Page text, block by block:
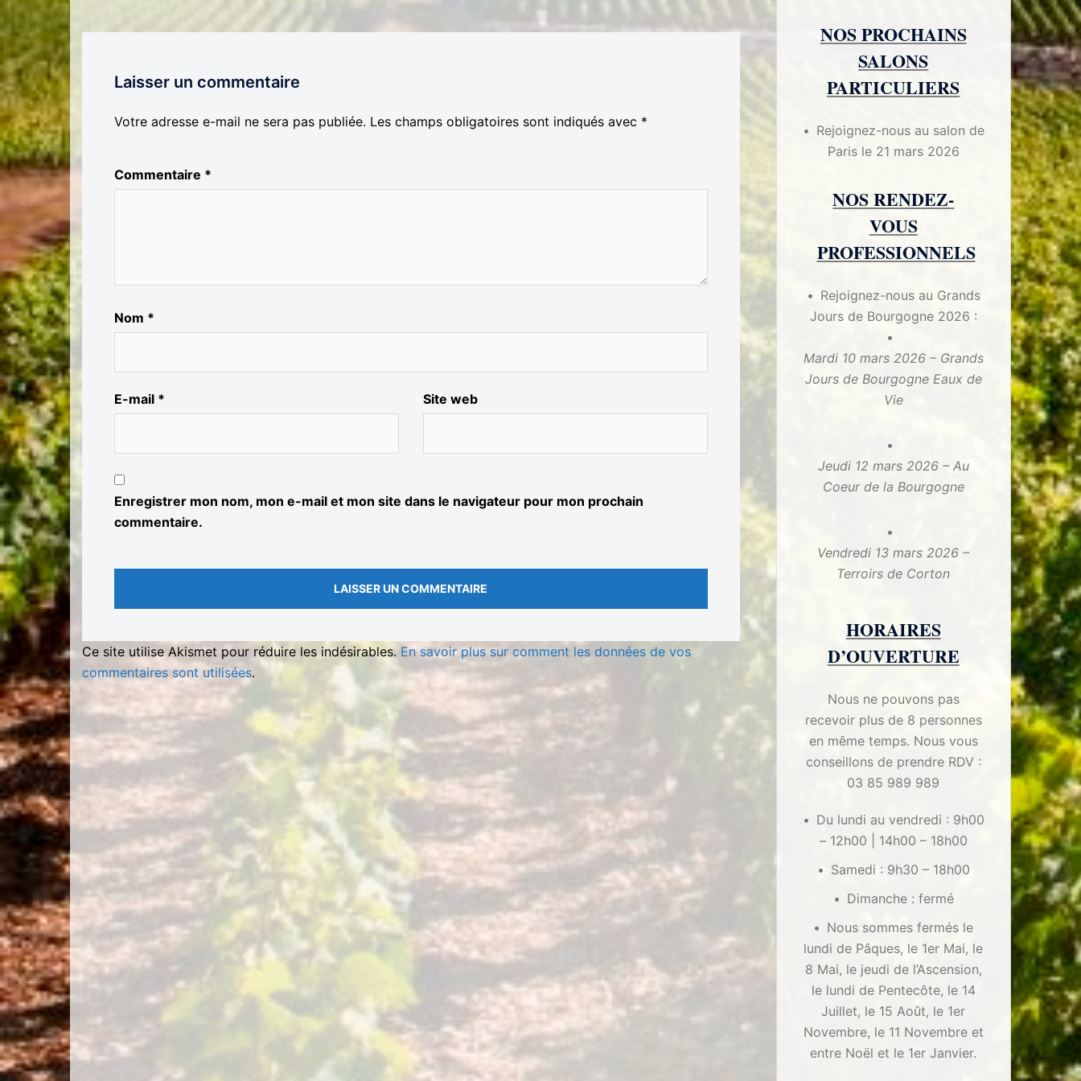
Laisser un commentaire
Votre adresse e-mail ne sera pas publiée. Les champs obligatoires sont indiqués avec *
Commentaire *
Nom *
E-mail * Site web
Enregistrer mon nom, mon e-mail et mon site dans le navigateur pour mon prochain
commentaire.
Ce site utilise Akismet pour réduire les indésirables. En savoir plus sur comment les données de vos
commentaires sont utilisées.
NOS PROCHAINS
SALONS
PARTICULIERS
Rejoignez-nous au salon de
Paris le 21 mars 2026
NOS RENDEZ-
VOUS
PROFESSIONNELS
Rejoignez-nous au Grands
Jours de Bourgogne 2026 :
Mardi 10 mars 2026 – Grands
Jours de Bourgogne Eaux de
Vie
Jeudi 12 mars 2026 – Au
Coeur de la Bourgogne
Vendredi 13 mars 2026 –
Terroirs de Corton
HORAIRES
D’OUVERTURE
Nous ne pouvons pas
recevoir plus de 8 personnes
en même temps. Nous vous
conseillons de prendre RDV :
03 85 989 989
Du lundi au vendredi : 9h00
– 12h00 | 14h00 – 18h00
Samedi : 9h30 – 18h00
Dimanche : fermé
Nous sommes fermés le
lundi de Pâques, le 1er Mai, le
8 Mai, le jeudi de l’Ascension,
le lundi de Pentecôte, le 14
Juillet, le 15 Août, le 1er
Novembre, le 11 Novembre et
entre Noël et le 1er Janvier.